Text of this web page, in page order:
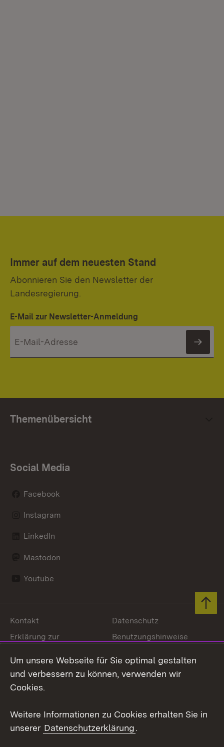
Immer auf dem neuesten Stand
Abonnieren Sie den Newsletter der
Landesregierung.
E-Mail zur Newsletter-Anmeldung
Themenübersicht
Social Media
Facebook
Instagram
LinkedIn
Mastodon
Youtube
Link zum Landesportal
Kontakt
Datenschutz
Erklärung zur
Benutzungshinweise
Impressum Cookies
Um unsere Webseite für Sie optimal gestalten
und verbessern zu können, verwenden wir
Cookies.
Weitere Informationen zu Cookies erhalten Sie in
unserer Datenschutzerklärung.